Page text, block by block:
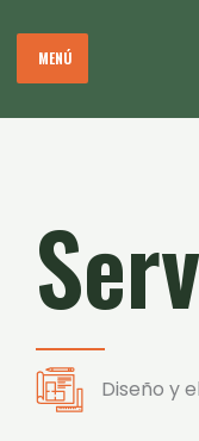
contenido
MENÚ
Diseño y